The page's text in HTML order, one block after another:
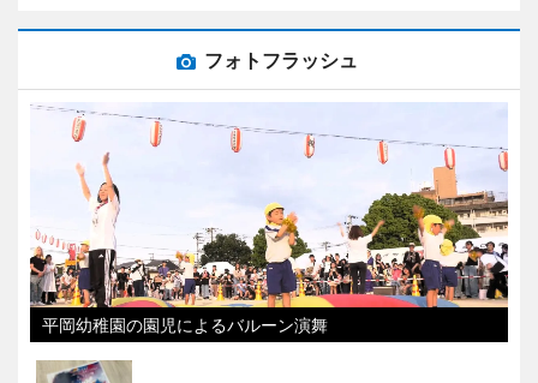
フォトフラッシュ
平岡幼稚園の園児によるバルーン演舞